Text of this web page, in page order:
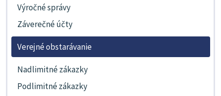
Výročné správy
Záverečné účty
Verejné obstarávanie
Nadlimitné zákazky
Podlimitné zákazky